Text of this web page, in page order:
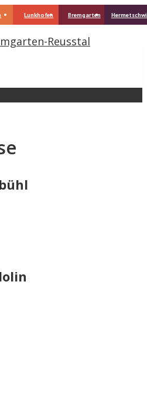
Lunkhofen Bremgarten